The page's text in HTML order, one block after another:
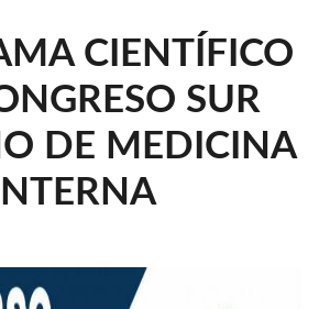
CIENTÍFICO
SUR
DE MEDICINA
INTERNA